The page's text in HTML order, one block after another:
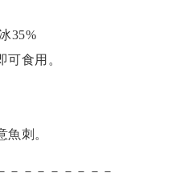
35%
可食用。
魚刺。